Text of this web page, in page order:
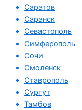
Саратов
Саранск
Севастополь
Симферополь
Сочи
Смоленск
Ставрополь
Сургут
Тамбов